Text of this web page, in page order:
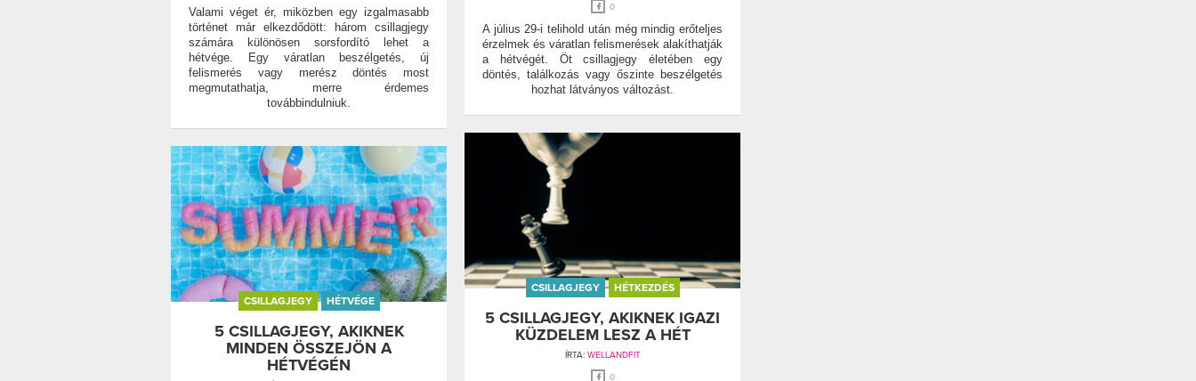
Valami véget ér, miközben egy izgalmasabb
történet már elkezdődött: három csillagjegy
számára különösen sorsfordító lehet a
hétvége. Egy váratlan beszélgetés, új
felismerés vagy merész döntés most
megmutathatja, merre érdemes
továbbindulniuk.
0
A július 29-i telihold után még mindig erőteljes
érzelmek és váratlan felismerések alakíthatják
a hétvégét. Öt csillagjegy életében egy
döntés, találkozás vagy őszinte beszélgetés
hozhat látványos változást.
CSILLAGJEGY HÉTKEZDÉS
5 CSILLAGJEGY, AKIKNEK IGAZI
KÜZDELEM LESZ A HÉT
ÍRTA: WELLANDFIT
0
CSILLAGJEGY HÉTVÉGE
5 CSILLAGJEGY, AKIKNEK
MINDEN ÖSSZEJÖN A
HÉTVÉGÉN